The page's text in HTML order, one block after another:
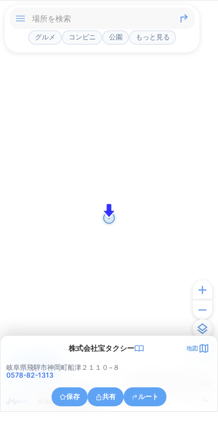
グルメ コンビニ 公園 もっと見る
株式会社宝タクシー 地図
岐阜県飛騨市神岡町船津２１１０−８
0578-82-1313
保存 共有 ルート
岐阜県飛騨市神岡町船津
アプリで見る